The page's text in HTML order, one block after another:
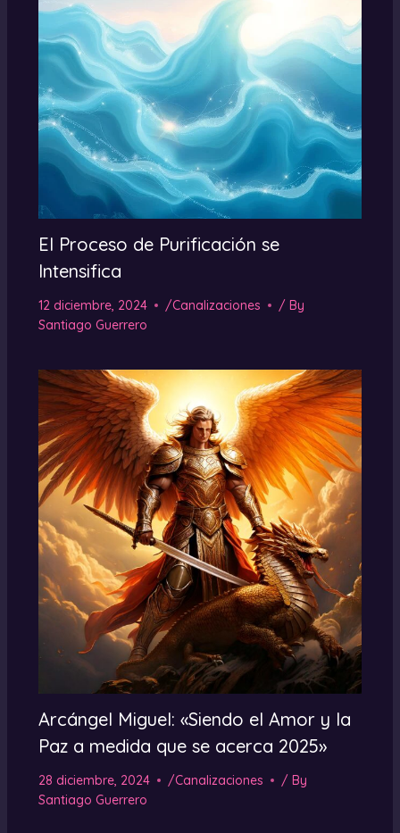
El Proceso de Purificación se
Intensifica
12 diciembre, 2024 /Canalizaciones
/ By
Santiago Guerrero
Arcángel Miguel: «Siendo el Amor y la
Paz a medida que se acerca 2025»
28 diciembre, 2024 /Canalizaciones
/ By
Santiago Guerrero